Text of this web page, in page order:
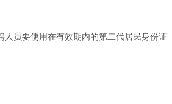
员要使用在有效期内的第二代居民身份证